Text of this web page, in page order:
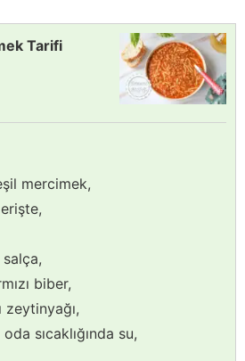
Tarifi
mercimek,
salça,
biber,
zeytinyağı,
sıcaklığında su,